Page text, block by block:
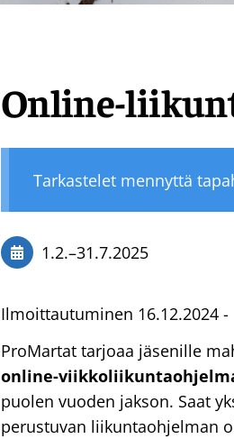
Online-
Tarkastelet mennyttä
1.2.–31.7.2025
Ilmoittautuminen 16.12.2024 -
ProMartat tarjoaa jäsenille
online-
puolen vuoden jakson. Saat
perustuvan liikuntaohjelman